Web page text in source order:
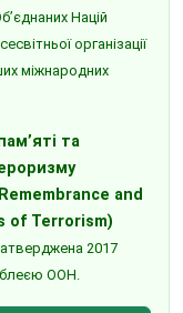
Націй
організації
міжнародних
та
and
of Terrorism)
2017
ООН.